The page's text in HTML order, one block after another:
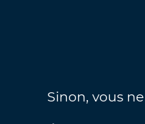
Sinon, vous